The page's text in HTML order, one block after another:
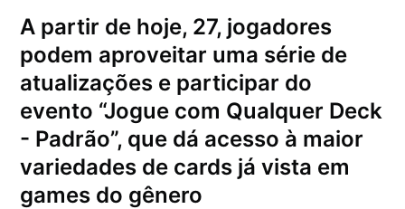
A partir de hoje, 27, jogadores
podem aproveitar uma série de
atualizações e participar do
evento “Jogue com Qualquer Deck
- Padrão”, que dá acesso à maior
variedades de cards já vista em
games do gênero